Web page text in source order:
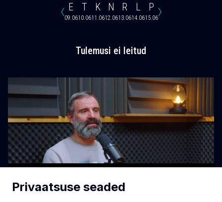
E
09.06
T
10.06
K
11.06
N
12.06
R
13.06
L
14.06
P
15.06
Tulemusi ei leitud
Privaatsuse seaded